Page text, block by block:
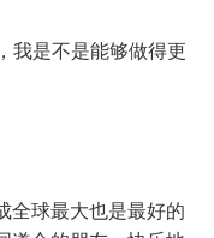
我是不是能够做得更
全球最大也是最好的